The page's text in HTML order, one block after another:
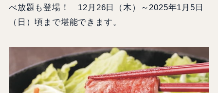
べ放題も登場！ 12月26日（木）～2025年1月5日
（日）頃まで堪能できます。